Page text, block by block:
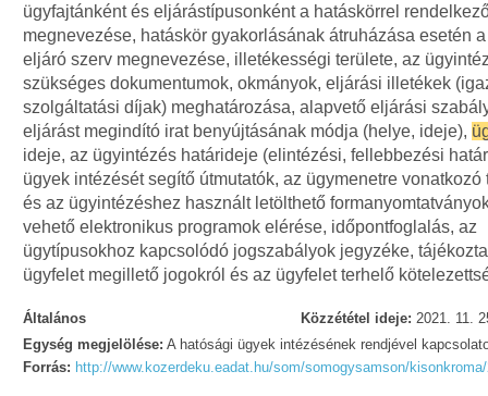
ügyfajtánként és eljárástípusonként a hatáskörrel
megnevezése, hatáskör gyakorlásának átruházása esetén
eljáró szerv megnevezése, illetékességi területe, az
szükséges dokumentumok, okmányok, eljárási illetékek
szolgáltatási díjak) meghatározása, alapvető eljárási
eljárást megindító irat benyújtásának módja (helye, ideje),
ideje, az ügyintézés határideje (elintézési, fellebbezési
ügyek intézését segítő útmutatók, az ügymenetre vonatkozó
és az ügyintézéshez használt letölthető
vehető elektronikus programok elérése, időpontfoglalás, az
ügytípusokhoz kapcsolódó jogszabályok jegyzéke,
ügyfelet megillető jogokról és az ügyfelet terhelő
Általános Közzététel ideje: 2021. 11.
Egység megjelölése: A hatósági ügyek intézésének rendjével
Forrás: http://www.kozerdeku.eadat.hu/som/somogysamson/